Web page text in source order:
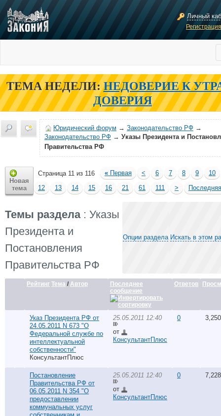
Личный
ТЕМА НЕДЕЛИ: НЕДОВЕРИЕ К
ДОВЕРИЯ
Юридический форум → Законодательство РФ →
Законодательство РФ → Указы Президента и
Правительства РФ
Новая
тема
Страница 11 из 116 « Первая < 6 7 8 9
10
12
13 14 15 16 21 61 111 >
Темы раздела: Указы
Президента и
Постановления
Правительства РФ
Опции раздела Искать в этом
Рейтинг Тема / Автор
Последнее
сообщение
Ответов
Указ Президента РФ от
24.05.2011 N 673 "О
Федеральной службе по
интеллектуальной
собственности"
КонсультантПлюс
25.05.2011 12:40
от
КонсультантПлюс
0 3,250
Постановление
Правительства РФ от
06.05.2011 N 354 "О
предоставлении
коммунальных услуг
25.05.2011 12:40
от
КонсультантПлюс
0 7,228